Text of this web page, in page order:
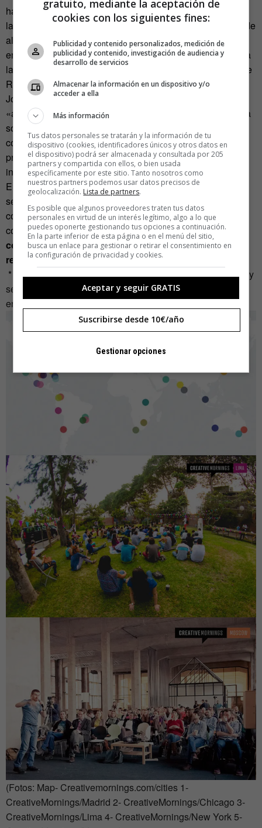
ha llegado la fecha de aunar fuerzas para poner al país en
la lista de los emergentes en innovación. «La expectativa de
alto crecimiento y el auge de la industria creativa y
emprendedora están atrayendo a gente de todo el mundo a
la capital de este país prometedor», dice la presentación de
Reyes, «algunos lo llaman El Momento Mexicano». Para
Jorge Soto, director general adjunto de Innovación Cívica,
«al conectar a estos innovadores, la gente toma conciencia
sobre temas específicos, como encontrar caminos para
colaborar, caminos para pensar proyectos, para conseguir
proyectos… Es muy buena idea reunir a muchos
innovadores en un lugar y ver qué pasa después».
El organizador de estos eventos en Bogotá (Colombia) da
sentido a estas citas apelando a esa lacra de contacto
corporal a los que nos hemos sometido, bien por
comodidad, bien por arrastre: «Pasamos mucho tiempo
comunicándonos virtualmente»,denuncia, «es hora de
reunirnos en la vida real».
* (
para participar en la primera sesión mexicana regístrate y
separa tu lugar a partir del 4 de Agosto
en:
http://creativemornings.com/cities/mx)
(Fotos: Map- Creativemornings.com/cities 1-
CreativeMornings/Madrid 2- CreativeMornings/Chicago 3-
CreativeMornings/Lima 4- CreativeMornings/New York 5-
gratuito, mediante la aceptación de
cookies con los siguientes fines:
Publicidad y contenido personalizados, medición de
publicidad y contenido, investigación de audiencia y
desarrollo de servicios
Almacenar la información en un dispositivo y/o
acceder a ella
Más información
Tus datos personales se tratarán y la información de tu
dispositivo (cookies, identificadores únicos y otros datos en
el dispositivo) podrá ser almacenada y consultada por 205
partners y compartida con ellos, o bien usada
específicamente por este sitio. Tanto nosotros como
nuestros partners podemos usar datos precisos de
geolocalización. Lista de partners.
Es posible que algunos proveedores traten tus datos
personales en virtud de un interés legítimo, algo a lo que
puedes oponerte gestionando tus opciones a continuación.
En la parte inferior de esta página o en el menú del sitio,
busca un enlace para gestionar o retirar el consentimiento en
la configuración de privacidad y cookies.
Aceptar y seguir GRATIS
Suscribirse desde 10€/año
Gestionar opciones